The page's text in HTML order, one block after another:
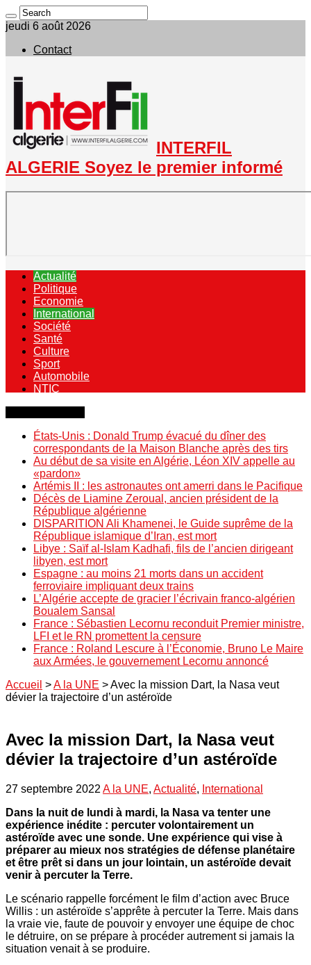
jeudi 6 août 2026
Contact
INTERFIL
ALGERIE Soyez le premier informé
Actualité
Politique
Economie
International
Société
Santé
Culture
Sport
Automobile
NTIC
États-Unis : Donald Trump évacué du dîner des
correspondants de la Maison Blanche après des tirs
Au début de sa visite en Algérie, Léon XIV appelle au
«pardon»
Artémis II : les astronautes ont amerri dans le Pacifique
Décès de Liamine Zeroual, ancien président de la
République algérienne
DISPARITION Ali Khamenei, le Guide suprême de la
République islamique d’Iran, est mort
Libye : Saïf al-Islam Kadhafi, fils de l’ancien dirigeant
libyen, est mort
Espagne : au moins 21 morts dans un accident
ferroviaire impliquant deux trains
L’Algérie accepte de gracier l’écrivain franco-algérien
Boualem Sansal
France : Sébastien Lecornu reconduit Premier ministre,
LFI et le RN promettent la censure
France : Roland Lescure à l’Économie, Bruno Le Maire
aux Armées, le gouvernement Lecornu annoncé
Accueil >A la UNE >Avec la mission Dart, la Nasa veut
dévier la trajectoire d’un astéroïde
Avec la mission Dart, la Nasa veut
dévier la trajectoire d’un astéroïde
27 septembre 2022 A la UNE, Actualité, International
Dans la nuit de lundi à mardi, la Nasa va tenter une
expérience inédite : percuter volontairement un
astéroïde avec une sonde. Une expérience qui vise à
préparer au mieux nos stratégies de défense planétaire
et être prêt si dans un jour lointain, un astéroïde devait
venir à percuter la Terre.
Le scénario rappelle forcément le film d’action avec Bruce
Willis : un astéroïde s’apprête à percuter la Terre. Mais dans
la vraie vie, faute de pouvoir y envoyer une équipe de choc
le détruire, on se prépare à procéder autrement si jamais la
situation venait à se produire.